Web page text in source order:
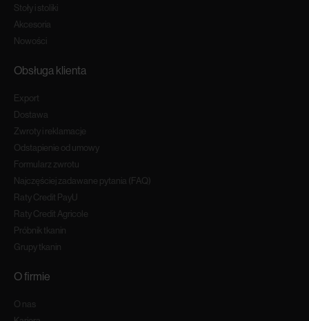
Stoły i stoliki
Akcesoria
Nowości
Obsługa klienta
Export
Dostawa
Zwroty i reklamacje
Odstapienie od umowy
Formularz zwrotu
Najczęściej zadawane pytania (FAQ)
Raty Credit PayU
Raty Credit Agricole
Próbnik tkanin
Grupy tkanin
O firmie
O nas